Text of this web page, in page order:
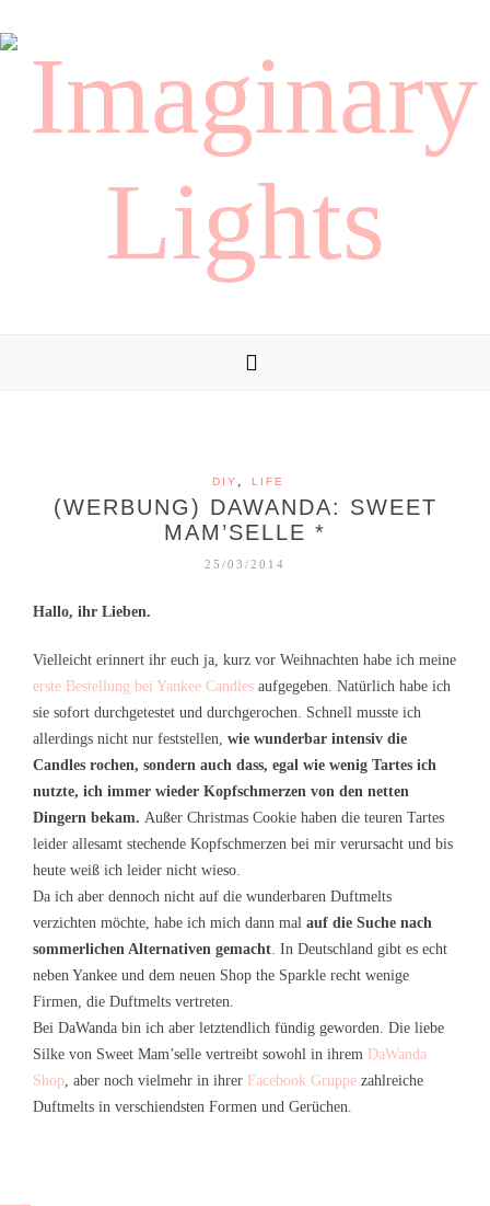
DIY , LIFE
(WERBUNG) DAWANDA: SWEET
MAM’SELLE *
25/03/2014
Hallo, ihr Lieben.
Vielleicht erinnert ihr euch ja, kurz vor Weihnachten habe ich meine
erste Bestellung bei Yankee Candles aufgegeben. Natürlich habe ich
sie sofort durchgetestet und durchgerochen. Schnell musste ich
allerdings nicht nur feststellen, wie wunderbar intensiv die
Candles rochen, sondern auch dass, egal wie wenig Tartes ich
nutzte, ich immer wieder Kopfschmerzen von den netten
Dingern bekam. Außer Christmas Cookie haben die teuren Tartes
leider allesamt stechende Kopfschmerzen bei mir verursacht und bis
heute weiß ich leider nicht wieso.
Da ich aber dennoch nicht auf die wunderbaren Duftmelts
verzichten möchte, habe ich mich dann mal auf die Suche nach
sommerlichen Alternativen gemacht. In Deutschland gibt es echt
neben Yankee und dem neuen Shop the Sparkle recht wenige
Firmen, die Duftmelts vertreten.
Bei DaWanda bin ich aber letztendlich fündig geworden. Die liebe
Silke von Sweet Mam’selle vertreibt sowohl in ihrem DaWanda
Shop, aber noch vielmehr in ihrer Facebook Gruppe zahlreiche
Duftmelts in verschiendsten Formen und Gerüchen.